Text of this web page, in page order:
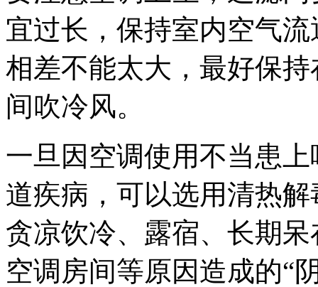
宜过长，保持室内空气
相差不能太大，最好保
间吹冷风。
一旦因空调使用不当患
道疾病，可以选用清热
贪凉饮冷、露宿、长期
空调房间等原因造成的“